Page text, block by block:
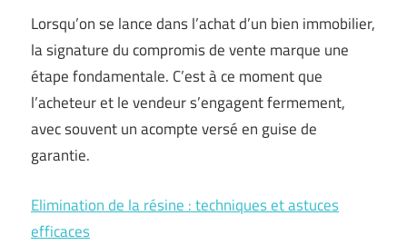
Lorsqu’on se lance dans l’achat d’un bien immobilier,
la signature du compromis de vente marque une
étape fondamentale. C’est à ce moment que
l’acheteur et le vendeur s’engagent fermement,
avec souvent un acompte versé en guise de
garantie.
Elimination de la résine : techniques et astuces
efficaces